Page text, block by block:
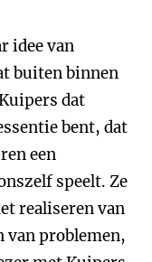
idee van
buiten binnen
dat
bent, dat
een
speelt. Ze
realiseren van
van problemen,